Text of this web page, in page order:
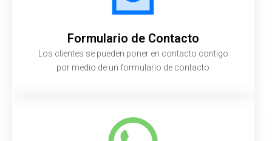
Formulario de Contacto
Los clientes se pueden poner en contacto contigo
por medio de un formulario de contacto